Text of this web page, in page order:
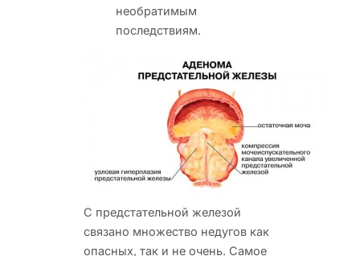
необратимым
последствиям.
С предстательной железой
связано множество недугов как
опасных, так и не очень. Самое